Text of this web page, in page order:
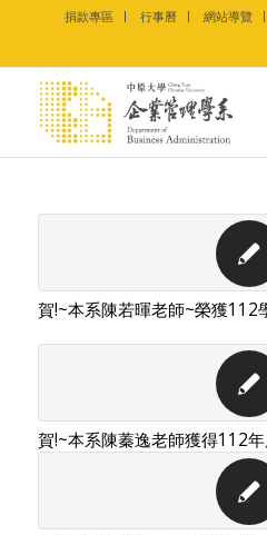
捐款專區 行事曆 網站導覽
賀!~本系陳若暉老師~榮獲112
賀!~本系陳蓁逸老師獲得112